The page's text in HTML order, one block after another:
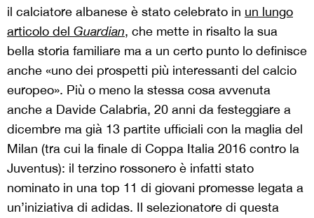
il calciatore albanese è stato celebrato in un lungo
articolo del Guardian, che mette in risalto la sua
bella storia familiare ma a un certo punto lo definisce
anche «uno dei prospetti più interessanti del calcio
europeo». Più o meno la stessa cosa avvenuta
anche a Davide Calabria, 20 anni da festeggiare a
dicembre ma già 13 partite ufficiali con la maglia del
Milan (tra cui la finale di Coppa Italia 2016 contro la
Juventus): il terzino rossonero è infatti stato
nominato in una top 11 di giovani promesse legata a
un’iniziativa di adidas. Il selezionatore di questa